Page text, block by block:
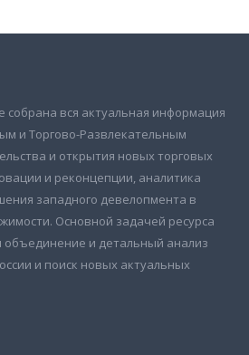
собрана вся актуальная информация
и Торгово-Развлекательным
и открытия новых торговых
и реконцепции, аналитика
западного девелопмента в
Основной задачей ресурса
и детальный анализ
и поиск новых актуальных